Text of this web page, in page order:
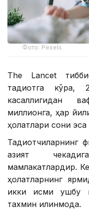
Фото: Pexels
The Lancet
тадқиқотга
касаллигидан
миллионга, ҳар
ҳолатлари сони
азият
мамлакатлардир.
ҳолатларнинг
икки қисми ушбу
тахмин қилинмоқда.